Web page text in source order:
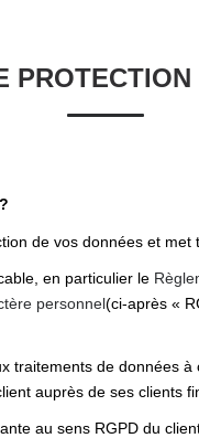
de vos données et
en particulier le
personnel(ci-après «
de données
auprès de ses clients
au sens RGPD du